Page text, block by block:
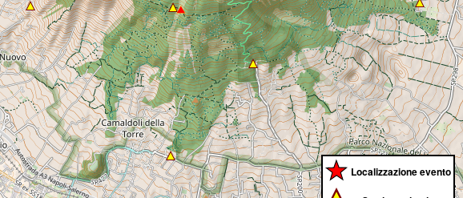
Coda
10 s
Localizzazione evento